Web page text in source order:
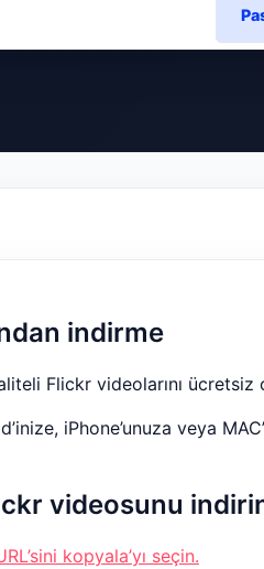
indirme
Flickr videolarını ücretsiz
iPhone’unuza veya
videosunu
kopyala’yı seçin.